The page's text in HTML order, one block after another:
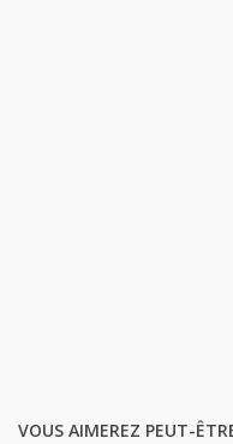
VOUS AIMEREZ PEUT-